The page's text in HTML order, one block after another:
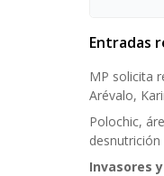
Entradas
MP solicita
Arévalo,
Polochic,
desnutrición
Invasores